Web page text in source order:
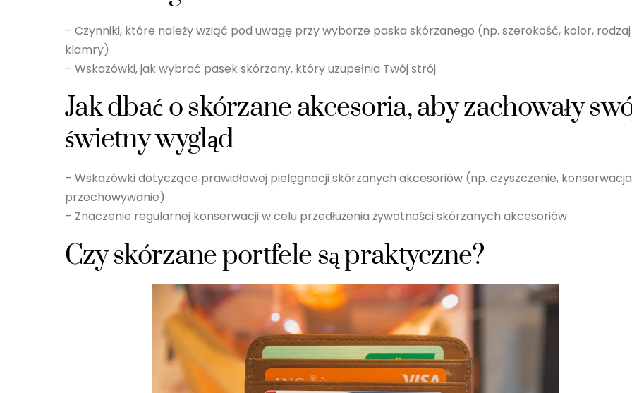
– Czynniki, które należy wziąć pod uwagę przy wyborze paska skórzanego (np. szerokość, kolor, rodzaj
klamry)
– Wskazówki, jak wybrać pasek skórzany, który uzupełnia Twój strój
Jak dbać o skórzane akcesoria, aby zachowały
świetny wygląd
– Wskazówki dotyczące prawidłowej pielęgnacji skórzanych akcesoriów (np. czyszczenie,
przechowywanie)
– Znaczenie regularnej konserwacji w celu przedłużenia żywotności skórzanych akcesoriów
Czy skórzane portfele są praktyczne?